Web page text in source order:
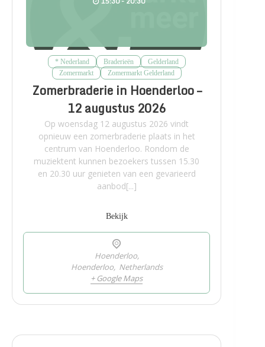
* Nederland Braderieën
Gelderland
Zomermarkt
Zomermarkt Gelderland
Zomerbraderie in Hoenderloo –
12 augustus 2026
Op woensdag 12 augustus 2026 vindt
opnieuw een zomerbraderie plaats in het
centrum van Hoenderloo. Rondom de
muziektent kunnen bezoekers tussen 15.30
en 20.30 uur genieten van een gevarieerd
aanbod[...]
Bekijk
Hoenderloo,
Hoenderloo, Netherlands
+ Google Maps